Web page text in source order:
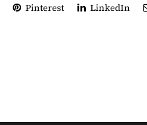
Pinterest LinkedIn